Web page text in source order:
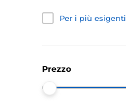
Per i più esigenti
Prezzo